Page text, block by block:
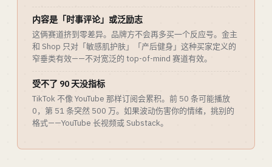
内容是「时事评论」或泛励志
这俩赛道挤到零差异。品牌方不会再多买一个反应号。金主
和 Shop 只对「敏感肌护肤」「产后健身」这种买家定义的
窄垂类有效——不对宽泛的 top-of-mind 赛道有效。
受不了 90 天没指标
TikTok 不像 YouTube 那样订阅会累积。前 50 条可能播放
0，第 51 条突然 500 万。如果波动伤害你的情绪，挑别的
格式——YouTube 长视频或 Substack。